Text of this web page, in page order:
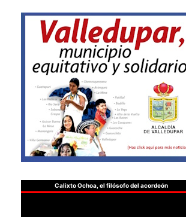
Calixto Ochoa, el filósofo del acordeón